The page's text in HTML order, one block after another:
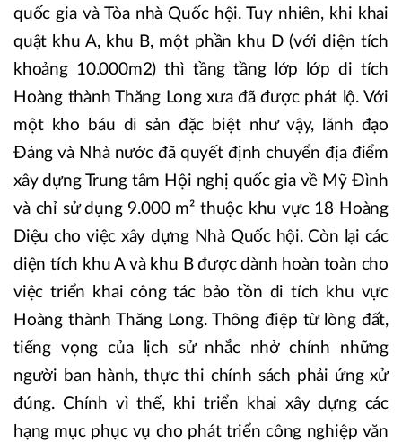
quốc gia và Tòa nhà Quốc hội. Tuy nhiên, khi khai
quật khu A, khu B, một phần khu D (với diện tích
khoảng 10.000m2) thì tầng tầng lớp lớp di tích
Hoàng thành Thăng Long xưa đã được phát lộ. Với
một kho báu di sản đặc biệt như vậy, lãnh đạo
Đảng và Nhà nước đã quyết định chuyển địa điểm
xây dựng Trung tâm Hội nghị quốc gia về Mỹ Đình
và chỉ sử dụng 9.000 m² thuộc khu vực 18 Hoàng
Diệu cho việc xây dựng Nhà Quốc hội. Còn lại các
diện tích khu A và khu B được dành hoàn toàn cho
việc triển khai công tác bảo tồn di tích khu vực
Hoàng thành Thăng Long. Thông điệp từ lòng đất,
tiếng vọng của lịch sử nhắc nhở chính những
người ban hành, thực thi chính sách phải ứng xử
đúng. Chính vì thế, khi triển khai xây dựng các
hạng mục phục vụ cho phát triển công nghiệp văn